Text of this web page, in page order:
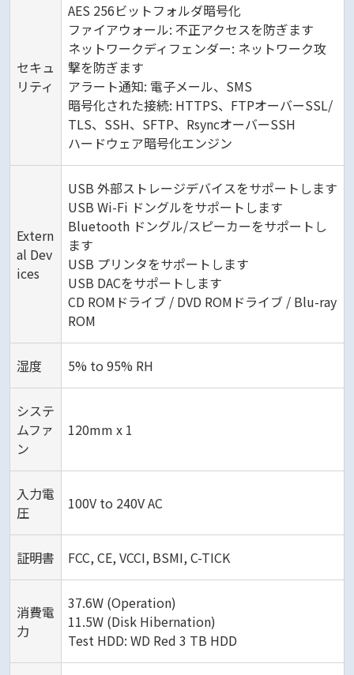
セキュ
リティ
AES 256ビットフォルダ暗号化
ファイアウォール: 不正アクセスを防ぎます
ネットワークディフェンダー: ネットワーク攻
撃を防ぎます
アラート通知: 電子メール、SMS
暗号化された接続: HTTPS、FTPオーバーSSL/
TLS、SSH、SFTP、RsyncオーバーSSH
ハードウェア暗号化エンジン
Extern
al Dev
ices
USB 外部ストレージデバイスをサポートします
USB Wi-Fi ドングルをサポートします
Bluetooth ドングル/スピーカーをサポートし
ます
USB プリンタをサポートします
USB DACをサポートします
CD ROMドライブ / DVD ROMドライブ / Blu-ray
ROM
湿度 5% to 95% RH
システ
ムファ
ン
120mm x 1
入力電
圧
100V to 240V AC
証明書 FCC, CE, VCCI, BSMI, C-TICK
消費電
力
37.6W (Operation)
11.5W (Disk Hibernation)
Test HDD: WD Red 3 TB HDD